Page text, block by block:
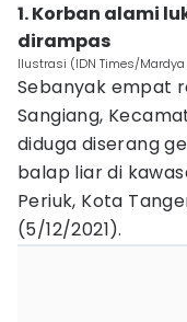
1. Korban alami
dirampas
Ilustrasi (IDN Times/
Sebanyak empat
Sangiang,
diduga diserang
balap liar di
Periuk, Kota
(5/12/2021).